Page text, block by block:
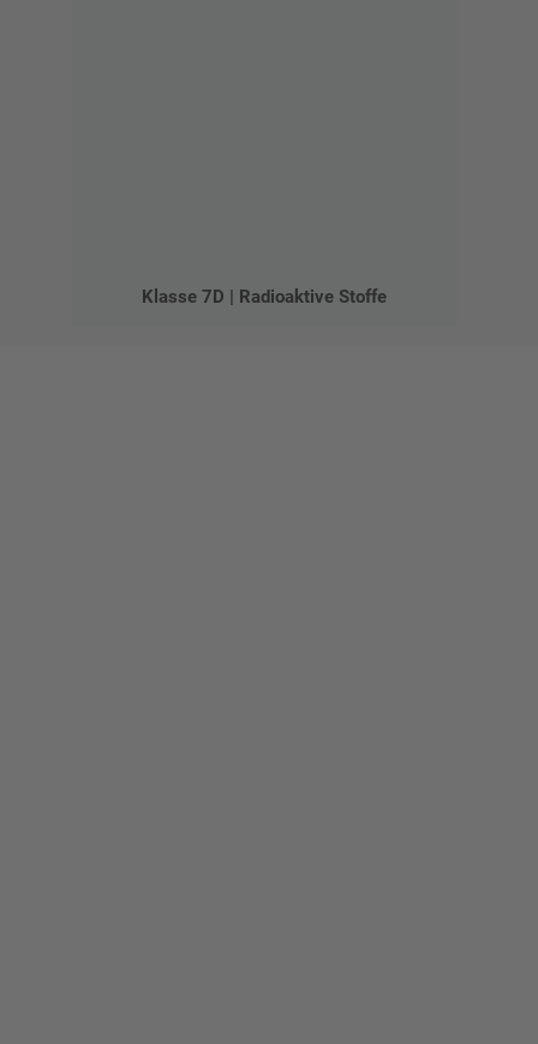
Klasse 7D | Radioaktive Stoffe